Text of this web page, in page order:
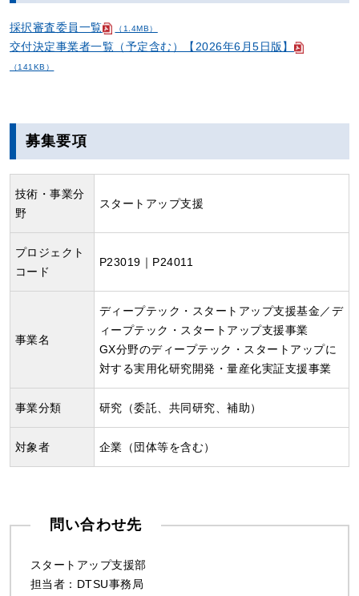
採択審査委員一覧 （1.4MB）
交付決定事業者一覧（予定含む）【2026年6月5日版】
（141KB）
募集要項
技術・事業分
野
スタートアップ支援
プロジェクト
コード
P23019｜P24011
事業名
ディープテック・スタートアップ支援基金／デ
ィープテック・スタートアップ支援事業
GX分野のディープテック・スタートアップに
対する実用化研究開発・量産化実証支援事業
事業分類 研究（委託、共同研究、補助）
対象者 企業（団体等を含む）
問い合わせ先
スタートアップ支援部
担当者：DTSU事務局